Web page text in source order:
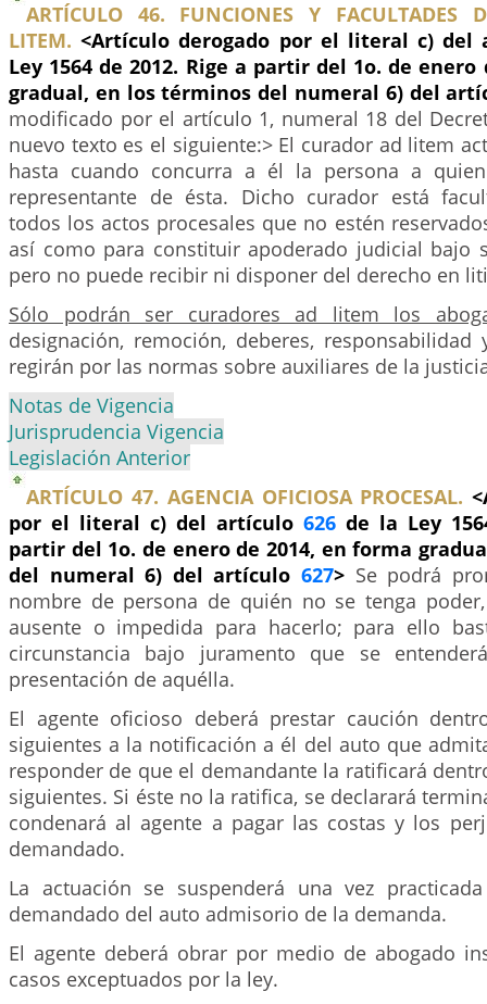
ARTÍCULO 46. FUNCIONES Y FACULTADES
LITEM. <Artículo derogado por el literal c)
Ley 1564 de 2012. Rige a partir del 1o. de enero
gradual, en los términos del numeral 6) del
modificado por el artículo 1, numeral 18 del
nuevo texto es el siguiente:> El curador ad litem
hasta cuando concurra a él la persona a
representante de ésta. Dicho curador está
todos los actos procesales que no estén
así como para constituir apoderado judicial bajo
pero no puede recibir ni disponer del derecho en
Sólo podrán ser curadores ad litem los
designación, remoción, deberes, responsabilidad
regirán por las normas sobre auxiliares de la
Notas de Vigencia
Jurisprudencia Vigencia
Legislación Anterior
ARTÍCULO 47. AGENCIA OFICIOSA PROCESAL.
por el literal c) del artículo 626 de la Ley
partir del 1o. de enero de 2014, en forma
del numeral 6) del artículo 627> Se podrá
nombre de persona de quién no se tenga
ausente o impedida para hacerlo; para ello
circunstancia bajo juramento que se
presentación de aquélla.
El agente oficioso deberá prestar caución
siguientes a la notificación a él del auto que
responder de que el demandante la ratificará
siguientes. Si éste no la ratifica, se declarará
condenará al agente a pagar las costas y los
demandado.
La actuación se suspenderá una vez
demandado del auto admisorio de la demanda.
El agente deberá obrar por medio de abogado
casos exceptuados por la ley.